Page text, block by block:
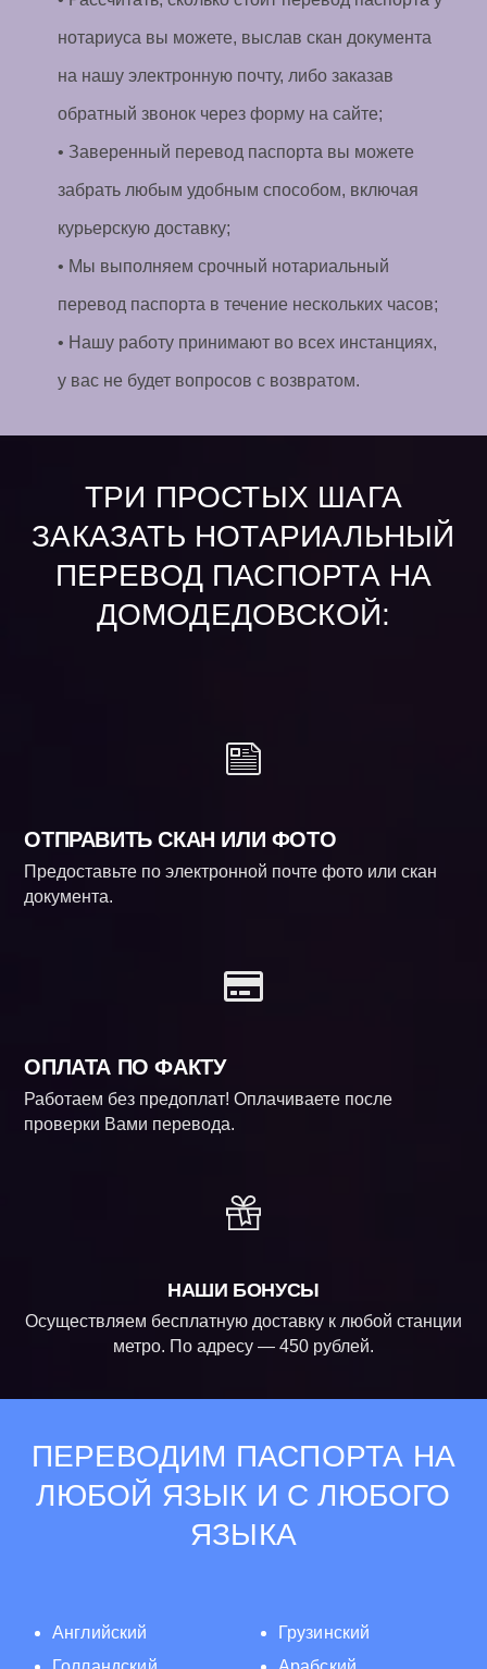
нотариуса вы можете, выслав скан документа
на нашу электронную почту, либо заказав
обратный звонок через форму на сайте;
• Заверенный перевод паспорта вы можете
забрать любым удобным способом, включая
курьерскую доставку;
• Мы выполняем срочный нотариальный
перевод паспорта в течение нескольких часов;
• Нашу работу принимают во всех инстанциях,
у вас не будет вопросов с возвратом.
ТРИ ПРОСТЫХ ШАГА
ЗАКАЗАТЬ НОТАРИАЛЬНЫЙ
ПЕРЕВОД ПАСПОРТА НА
ДОМОДЕДОВСКОЙ:
ОТПРАВИТЬ СКАН ИЛИ ФОТО
Предоставьте по электронной почте фото или скан
документа.
ОПЛАТА ПО ФАКТУ
Работаем без предоплат! Оплачиваете после
проверки Вами перевода.
НАШИ БОНУСЫ
Осуществляем бесплатную доставку к любой станции
метро. По адресу — 450 рублей.
ПЕРЕВОДИМ ПАСПОРТА НА
ЛЮБОЙ ЯЗЫК И С ЛЮБОГО
ЯЗЫКА
Английский
Грузинский